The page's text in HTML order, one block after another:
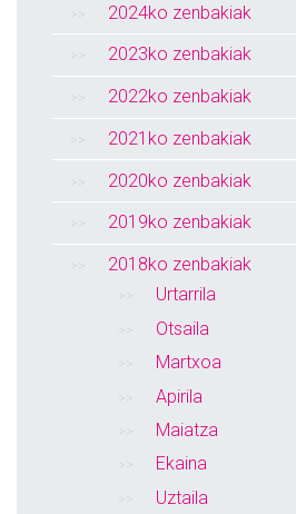
2024ko zenbakiak
2023ko zenbakiak
2022ko zenbakiak
2021ko zenbakiak
2020ko zenbakiak
2019ko zenbakiak
2018ko zenbakiak
Urtarrila
Otsaila
Martxoa
Apirila
Maiatza
Ekaina
Uztaila